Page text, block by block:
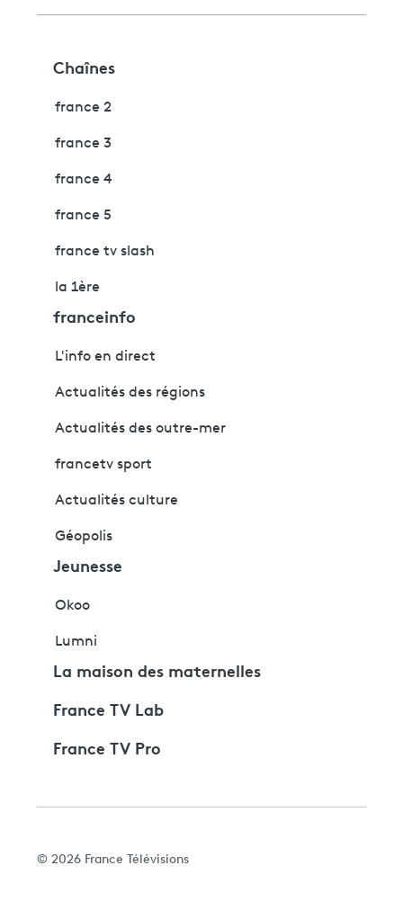
Chaînes
france 2
france 3
france 4
france 5
france tv slash
la 1ère
franceinfo
L'info en direct
Actualités des régions
Actualités des outre-mer
francetv sport
Actualités culture
Géopolis
Jeunesse
Okoo
Lumni
La maison des maternelles
France TV Lab
France TV Pro
© 2026 France Télévisions